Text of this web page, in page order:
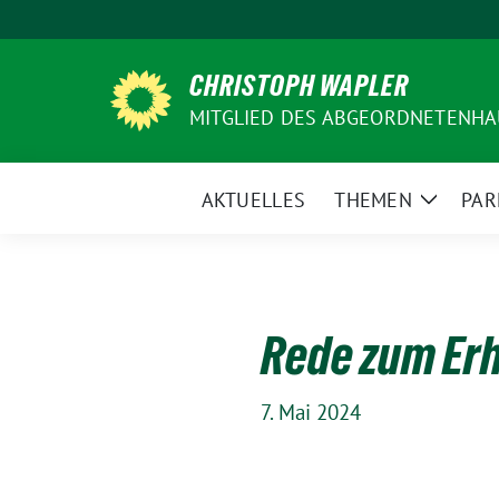
zum
CHRISTOPH WAPLER
MITGLIED DES
AKTUELLES THEMEN
Zeige
Rede zum
7. Mai 2024